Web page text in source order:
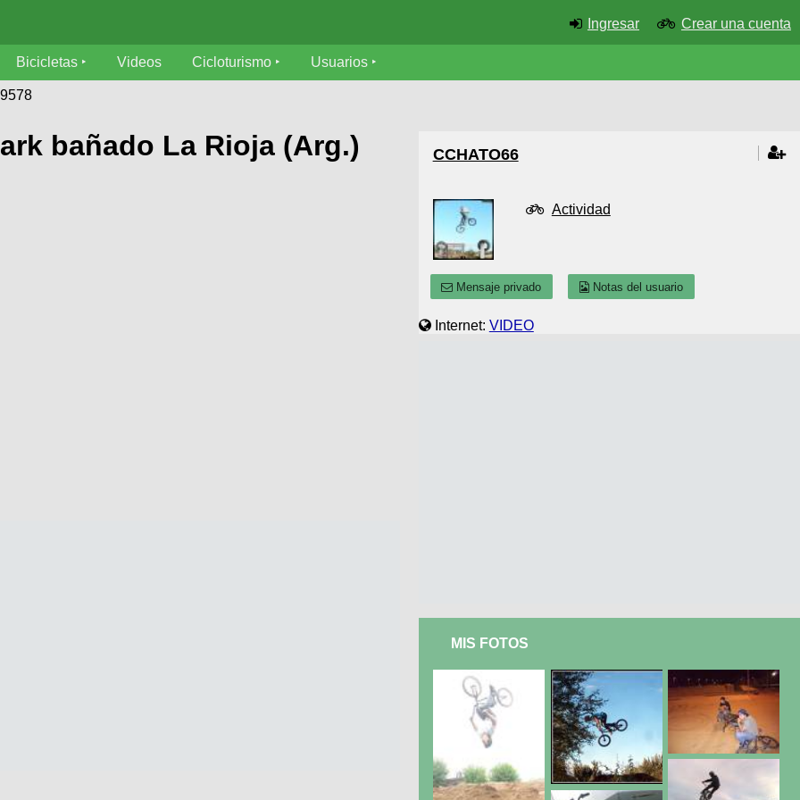
Ingresar Crear una cuenta
Bicicletas Videos Cicloturismo Usuarios
bañado La Rioja (Arg.) CCHATO66
Actividad
Mensaje privado Notas del usuario
Internet: VIDEO
MIS FOTOS